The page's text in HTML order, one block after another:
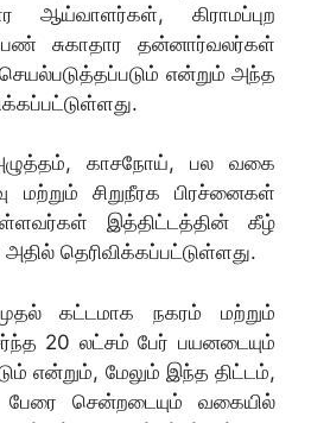
ஆய்வாளர்கள், கிராமப்புற
சுகாதார தன்னார்வலர்கள்
என்றும் அந்த
காசநோய், பல வகை
மற்றும் சிறுநீரக பிரச்னைகள்
இத்திட்டத்தின் கீழ்
தெரிவிக்கப்பட்டுள்ளது.
கட்டமாக நகரம் மற்றும்
20 லட்சம் பேர் பயனடையும்
என்றும், மேலும் இந்த திட்டம்,
பேரை சென்றடையும் வகையில்